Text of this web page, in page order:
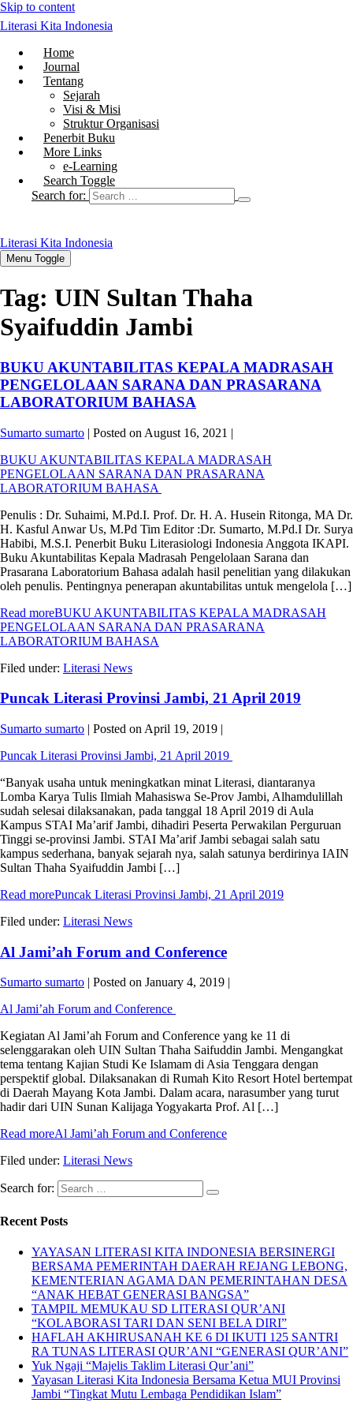
Skip to content
Literasi Kita Indonesia
Home
Journal
Tentang
Sejarah
Visi & Misi
Struktur Organisasi
Penerbit Buku
More Links
e-Learning
Search Toggle
Search for:
Literasi Kita Indonesia
Menu Toggle
Tag: UIN Sultan Thaha
Syaifuddin Jambi
BUKU AKUNTABILITAS KEPALA MADRASAH
PENGELOLAAN SARANA DAN PRASARANA
LABORATORIUM BAHASA
Sumarto sumarto | Posted on August 16, 2021 |
BUKU AKUNTABILITAS KEPALA MADRASAH
PENGELOLAAN SARANA DAN PRASARANA
LABORATORIUM BAHASA
Penulis : Dr. Suhaimi, M.Pd.I. Prof. Dr. H. A. Husein Ritonga, MA Dr.
H. Kasful Anwar Us, M.Pd Tim Editor :Dr. Sumarto, M.Pd.I Dr. Surya
Habibi, M.S.I. Penerbit Buku Literasiologi Indonesia Anggota IKAPI.
Buku Akuntabilitas Kepala Madrasah Pengelolaan Sarana dan
Prasarana Laboratorium Bahasa adalah hasil penelitian yang dilakukan
oleh penulis. Pentingnya penerapan akuntabilitas untuk mengelola […]
Read moreBUKU AKUNTABILITAS KEPALA MADRASAH
PENGELOLAAN SARANA DAN PRASARANA
LABORATORIUM BAHASA
Filed under: Literasi News
Puncak Literasi Provinsi Jambi, 21 April 2019
Sumarto sumarto | Posted on April 19, 2019 |
Puncak Literasi Provinsi Jambi, 21 April 2019
“Banyak usaha untuk meningkatkan minat Literasi, diantaranya
Lomba Karya Tulis Ilmiah Mahasiswa Se-Prov Jambi, Alhamdulillah
sudah selesai dilaksanakan, pada tanggal 18 April 2019 di Aula
Kampus STAI Ma’arif Jambi, dihadiri Peserta Perwakilan Perguruan
Tinggi se-provinsi Jambi. STAI Ma’arif Jambi sebagai salah satu
kampus sederhana, banyak sejarah nya, salah satunya berdirinya IAIN
Sultan Thaha Syaifuddin Jambi […]
Read morePuncak Literasi Provinsi Jambi, 21 April 2019
Filed under: Literasi News
Al Jami’ah Forum and Conference
Sumarto sumarto Posted on January 4, 2019
Al Jami’ah Forum and Conference
Kegiatan Al Jami’ah Forum and Conference yang ke 11 di
selenggarakan oleh UIN Sultan Thaha Saifuddin Jambi. Mengangkat
tema tentang Kajian Studi Ke Islamam di Asia Tenggara dengan
perspektif global. Dilaksanakan di Rumah Kito Resort Hotel bertempat
di Daerah Mayang Kota Jambi. Dalam acara, narasumber yang turut
hadir dari UIN Sunan Kalijaga Yogyakarta Prof. Al […]
Read moreAl Jami’ah Forum and Conference
Filed under: Literasi News
Search for:
Recent Posts
YAYASAN LITERASI KITA INDONESIA BERSINERGI
BERSAMA PEMERINTAH DAERAH REJANG LEBONG,
KEMENTERIAN AGAMA DAN PEMERINTAHAN DESA
“ANAK HEBAT GENERASI BANGSA”
TAMPIL MEMUKAU SD LITERASI QUR’ANI
“KOLABORASI TARI DAN SENI BELA DIRI”
HAFLAH AKHIRUSANAH KE 6 DI IKUTI 125 SANTRI
RA TUNAS LITERASI QUR’ANI “GENERASI QUR’ANI”
Yuk Ngaji “Majelis Taklim Literasi Qur’ani”
Yayasan Literasi Kita Indonesia Bersama Ketua MUI Provinsi
Jambi “Tingkat Mutu Lembaga Pendidikan Islam”